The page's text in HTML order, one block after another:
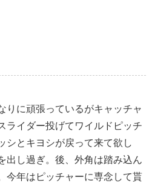
りに頑張っているがキャッチャ
ライダー投げてワイルドピッチ
シとキヨシが戻って来て欲し
出し過ぎ。後、外角は踏み込ん
今年はピッチャーに専念して貰